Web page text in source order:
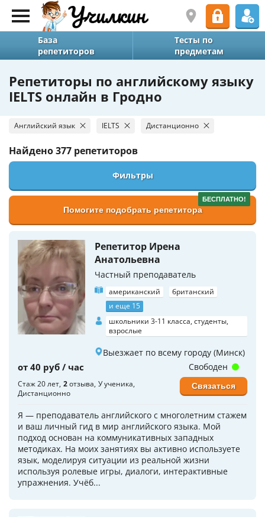
База
репетиторов
Тесты по
предметам
Репетиторы по английскому языку
IELTS онлайн в Гродно
Английский язык IELTS Дистанционно
Найдено377 репетиторов
Фильтры
БЕСПЛАТНО!
Помогите подобрать репетитора
Репетитор Ирена
Анатольевна
Частный преподаватель
американский
британский
и еще 15
школьники 3-11 класса, студенты,
взрослые
Выезжает по всему городу (Минск)
от 40 руб / час
Стаж 20 лет 2отзыва У ученика
Дистанционно
Я — преподаватель английского с многолетним стажем
и ваш личный гид в мир английского языка. Мой
подход основан на коммуникативных западных
методиках. На моих занятиях вы активно используете
язык, моделируя ситуации из реальной жизни
используя ролевые игры, диалоги, интерактивные
упражнения. Учёб...
Свободен
Связаться